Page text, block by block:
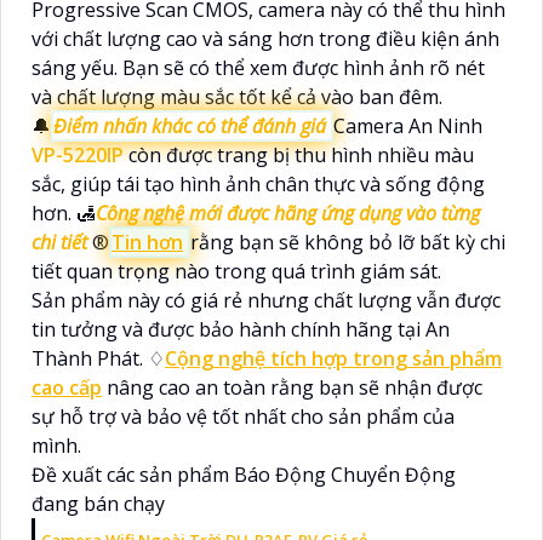
Progressive Scan CMOS, camera này có thể thu hình
với chất lượng cao và sáng hơn trong điều kiện ánh
sáng yếu. Bạn sẽ có thể xem được hình ảnh rõ nét
và chất lượng màu sắc tốt kể cả vào ban đêm.
🔔Điểm nhấn khác có thể đánh giá Camera An Ninh
VP-5220IPcòn được trang bị thu hình nhiều màu
sắc, giúp tái tạo hình ảnh chân thực và sống động
hơn. 🛃Công nghệ mới được hãng ứng dụng vào từng
chi tiết®️Tin hơn rằng bạn sẽ không bỏ lỡ bất kỳ chi
tiết quan trọng nào trong quá trình giám sát.
Sản phẩm này có giá rẻ nhưng chất lượng vẫn được
tin tưởng và được bảo hành chính hãng tại An
Thành Phát. ♢Cộng nghệ tích hợp trong sản phẩm
cao cấp nâng cao an toàn rằng bạn sẽ nhận được
sự hỗ trợ và bảo vệ tốt nhất cho sản phẩm của
mình.
Đề xuất các sản phẩm Báo Động Chuyển Động
đang bán chạy